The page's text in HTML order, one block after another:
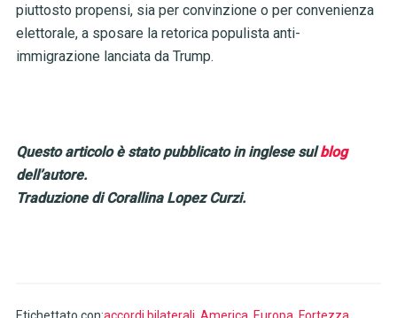
piuttosto propensi, sia per convinzione o per convenienza
elettorale, a sposare la retorica populista anti-
immigrazione lanciata da Trump.
Questo articolo è stato pubblicato in inglese sulblog
dell’autore.
Traduzione di Corallina Lopez Curzi.